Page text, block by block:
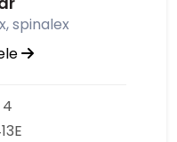
spinalex
4